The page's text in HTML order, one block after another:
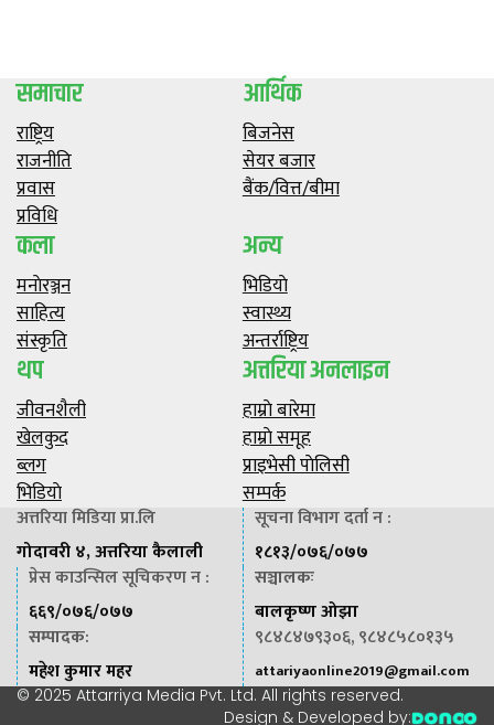
समाचार
राष्ट्रिय
राजनीति
प्रवास
प्रविधि
आर्थिक
बिजनेस
सेयर बजार
बैंक/वित्त/बीमा
कला
मनाेरञ्जन
साहित्य
संस्कृति
अन्य
भिडियाे
स्वास्थ्य
अन्तर्राष्ट्रिय
थप
जीवनशैली
खेलकुद
ब्लग
भिडियाे
अत्तरिया अनलाइन
हाम्राे बारेमा
हाम्राे समूह
प्राइभेसी पाेलिसी
सम्पर्क
अत्तरिया मिडिया प्रा.लि
गोदावरी ४, अत्तरिया कैलाली
सूचना विभाग दर्ता न :
१८१३/०७६/०७७
प्रेस काउन्सिल सूचिकरण न :
६६९/०७६/०७७
सञ्चालकः
बालकृष्ण ओझा
सम्पादक:
महेश कुमार महर
९८४८४७९३०६, ९८४८५८०१३५
attariyaonline2019@gmail.com
© 2025 Attarriya Media Pvt. Ltd. All rights reserved.
Design & Developed by: